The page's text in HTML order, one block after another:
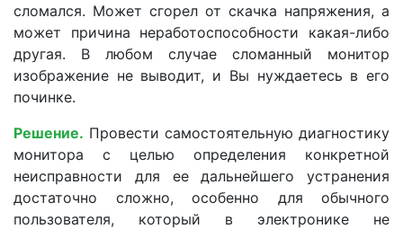
сломался. Может сгорел от скачка напряжения, а
может причина неработоспособности какая-либо
другая. В любом случае сломанный монитор
изображение не выводит, и Вы нуждаетесь в его
починке.
Решение. Провести самостоятельную диагностику
монитора с целью определения конкретной
неисправности для ее дальнейшего устранения
достаточно сложно, особенно для обычного
пользователя, который в электронике не